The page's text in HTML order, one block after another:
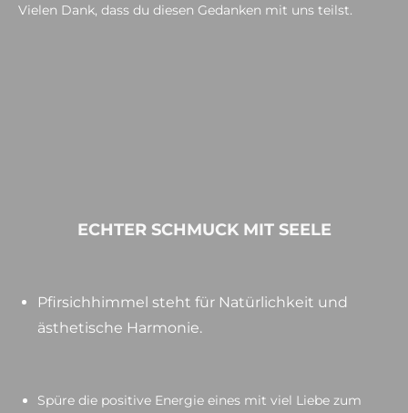
Vielen Dank, dass du diesen Gedanken mit uns teilst.
ECHTER SCHMUCK MIT SEELE
Pfirsichhimmel steht für Natürlichkeit und
ästhetische Harmonie.
Spüre die positive Energie eines mit viel Liebe zum